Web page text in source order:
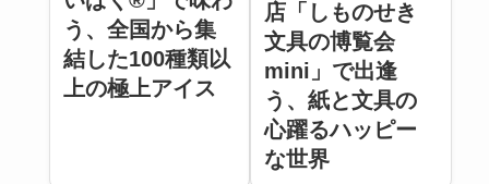
う、全国から集
結した100種類以
上の極上アイス
店「しものせき
文具の博覧会
mini」で出逢
う、紙と文具の
心躍るハッピー
な世界